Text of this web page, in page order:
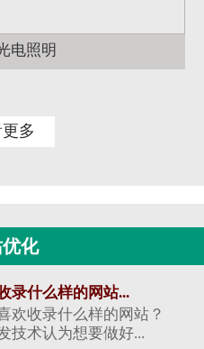
电照明
多
优化
录什么样的网站...
欢收录什么样的网站？
技术认为想要做好...